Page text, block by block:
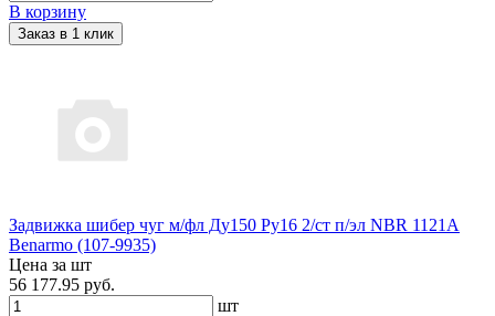
В корзину
Заказ в 1 клик
Задвижка шибер чуг м/фл Ду150 Ру16 2/ст п/эл NBR 1121A
Benarmo (107-9935)
Цена за шт
56 177.95 руб.
шт